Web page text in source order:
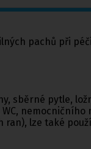
pachů při
sběrné pytle,
lze také